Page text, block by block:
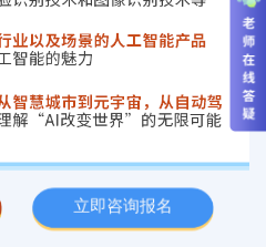
立即咨询报名